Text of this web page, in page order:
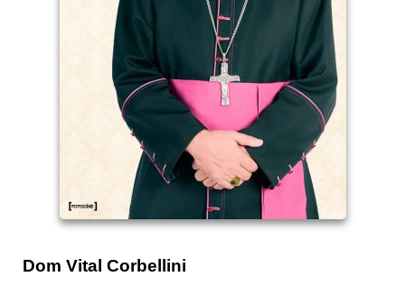
Dom Vital Corbellini